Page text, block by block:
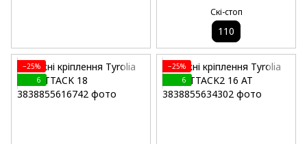
Скі-стоп
110
−25%
6
−25%
6